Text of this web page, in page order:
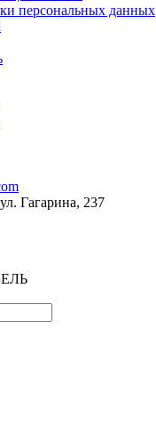
персональных данных
Гагарина, 237